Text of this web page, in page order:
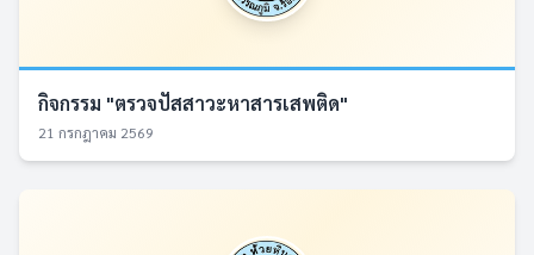
กิจกรรม "ตรวจปัสสาวะหาสารเสพติด"
21 กรกฎาคม 2569